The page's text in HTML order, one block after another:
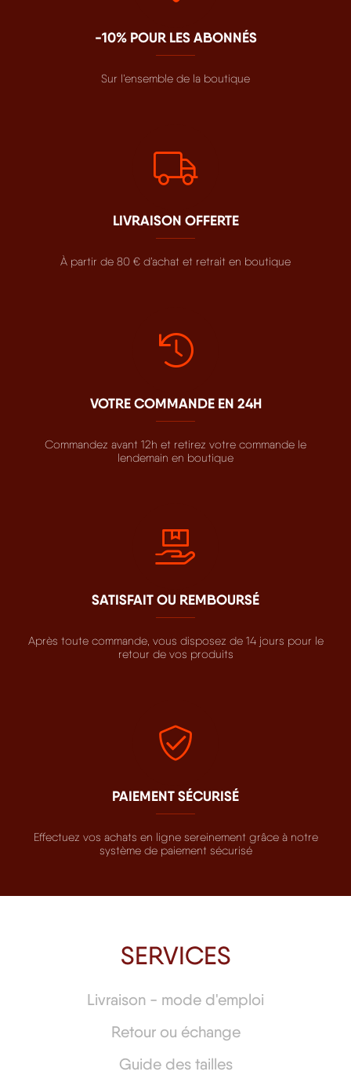
-10% POUR LES ABONNÉS
Sur l’ensemble de la boutique
LIVRAISON OFFERTE
À partir de 80 € d’achat et retrait en boutique
VOTRE COMMANDE EN 24H
Commandez avant 12h et retirez votre commande le
lendemain en boutique
SATISFAIT OU REMBOURSÉ
Après toute commande, vous disposez de 14 jours pour le
retour de vos produits
PAIEMENT SÉCURISÉ
Effectuez vos achats en ligne sereinement grâce à notre
système de paiement sécurisé
SERVICES
Livraison - mode d'emploi
Retour ou échange
Guide des tailles